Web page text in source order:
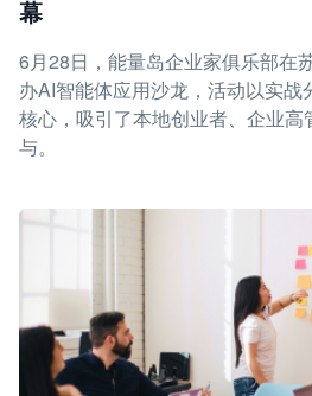
幕
6月28日，能量岛企业家俱乐部在
办AI智能体应用沙龙，活动以实战
核心，吸引了本地创业者、企业高
与。